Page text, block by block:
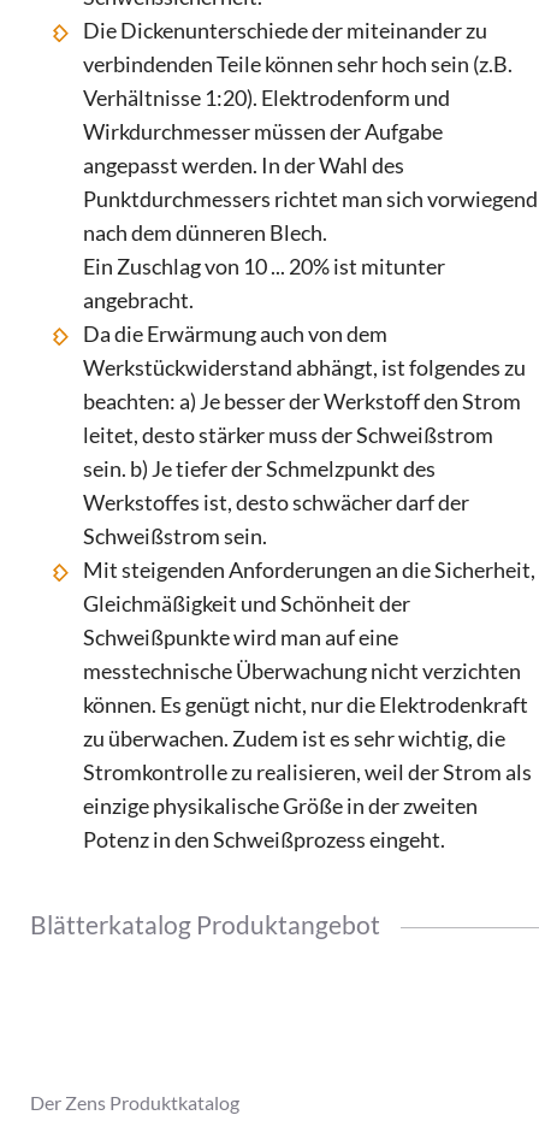
Die Dickenunterschiede der miteinander zu
verbindenden Teile können sehr hoch sein (z.B.
Verhältnisse 1:20). Elektrodenform und
Wirkdurchmesser müssen der Aufgabe
angepasst werden. In der Wahl des
Punktdurchmessers richtet man sich vorwiegend
nach dem dünneren Blech.
Ein Zuschlag von 10 ... 20% ist mitunter
angebracht.
Da die Erwärmung auch von dem
Werkstückwiderstand abhängt, ist folgendes zu
beachten: a) Je besser der Werkstoff den Strom
leitet, desto stärker muss der Schweißstrom
sein. b) Je tiefer der Schmelzpunkt des
Werkstoffes ist, desto schwächer darf der
Schweißstrom sein.
Mit steigenden Anforderungen an die Sicherheit,
Gleichmäßigkeit und Schönheit der
Schweißpunkte wird man auf eine
messtechnische Überwachung nicht verzichten
können. Es genügt nicht, nur die Elektrodenkraft
zu überwachen. Zudem ist es sehr wichtig, die
Stromkontrolle zu realisieren, weil der Strom als
einzige physikalische Größe in der zweiten
Potenz in den Schweißprozess eingeht.
Blätterkatalog Produktangebot
Der Zens Produktkatalog